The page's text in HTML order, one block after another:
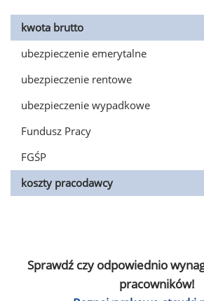
kwota brutto
ubezpieczenie emerytalne
ubezpieczenie rentowe
ubezpieczenie wypadkowe
Fundusz Pracy
FGŚP
koszty pracodawcy
Sprawdź czy odpowiednio
pracowników!